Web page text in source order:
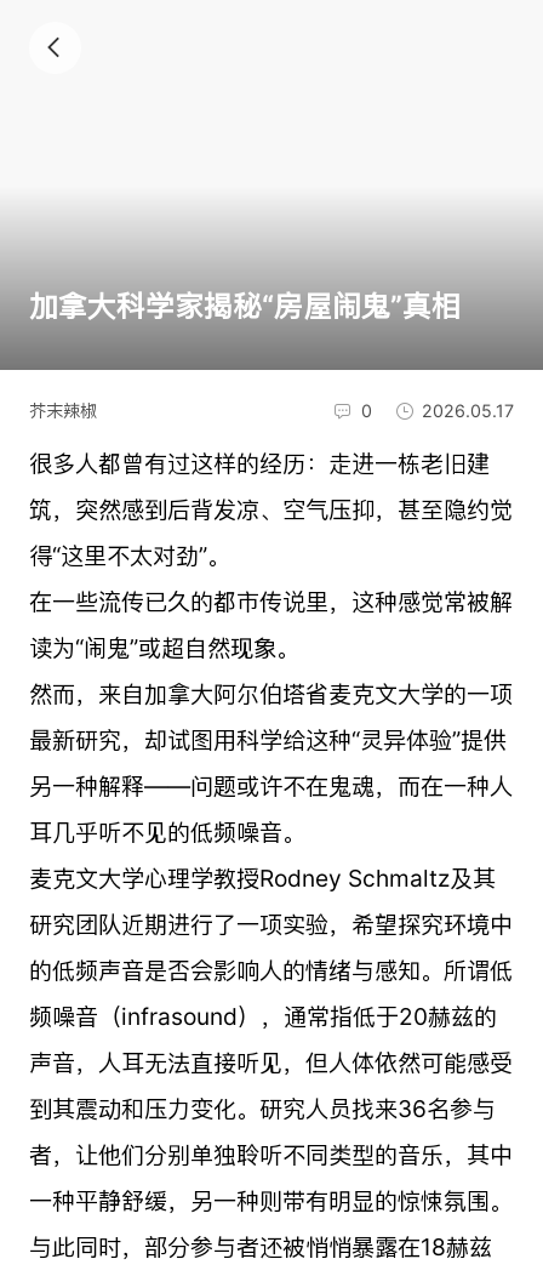
加拿大科学家揭秘“房屋闹鬼”真相
芥末辣椒 0 2026.05.17
很多人都曾有过这样的经历：走进一栋老旧建
筑，突然感到后背发凉、空气压抑，甚至隐约觉
得“这里不太对劲”。
在一些流传已久的都市传说里，这种感觉常被解
读为“闹鬼”或超自然现象。
然而，来自加拿大阿尔伯塔省麦克文大学的一项
最新研究，却试图用科学给这种“灵异体验”提供
另一种解释——问题或许不在鬼魂，而在一种人
耳几乎听不见的低频噪音。
麦克文大学心理学教授Rodney Schmaltz及其
研究团队近期进行了一项实验，希望探究环境中
的低频声音是否会影响人的情绪与感知。所谓低
频噪音（infrasound），通常指低于20赫兹的
声音，人耳无法直接听见，但人体依然可能感受
到其震动和压力变化。研究人员找来36名参与
者，让他们分别单独聆听不同类型的音乐，其中
一种平静舒缓，另一种则带有明显的惊悚氛围。
与此同时，部分参与者还被悄悄暴露在18赫兹